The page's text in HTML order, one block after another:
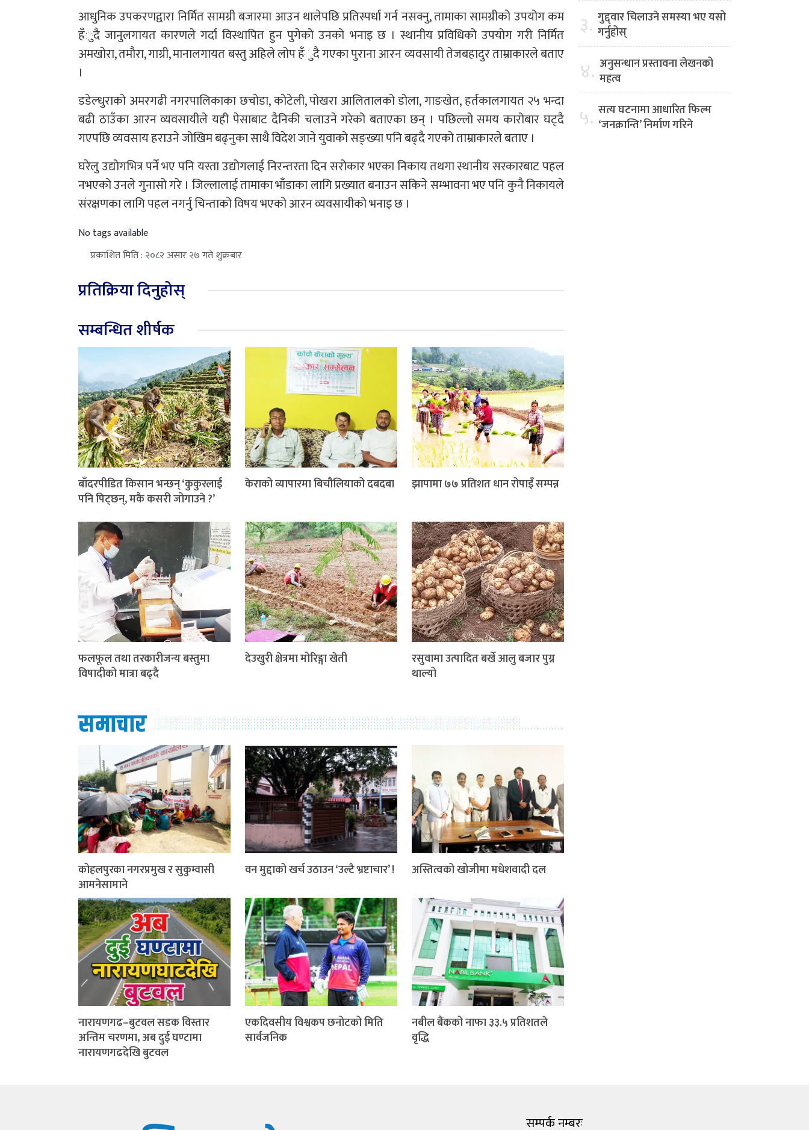
आधुनिक उपकरणद्वारा निर्मित सामग्री बजारमा आउन थालेपछि प्रतिस्पर्धा गर्न नसक्नु, तामाका सामग्रीको उपयोग कम
हँुदै जानुलगायत कारणले गर्दा विस्थापित हुन पुगेको उनको भनाइ छ । स्थानीय प्रविधिको उपयोग गरी निर्मित
अमखोरा, तमौरा, गाग्री, मानालगायत बस्तु अहिले लोप हँुदै गएका पुराना आरन व्यवसायी तेजबहादुर ताम्राकारले बताए
।
डडेल्धुराको अमरगढी नगरपालिकाका छचोडा, कोटेली, पोखरा आलितालको डोला, गाङखेत, हर्तकालगायत २५ भन्दा
बढी ठाउँका आरन व्यवसायीले यही पेसाबाट दैनिकी चलाउने गरेको बताएका छन् । पछिल्लो समय कारोबार घट्दै
गएपछि व्यवसाय हराउने जोखिम बढ्नुका साथै विदेश जाने युवाको सङ्ख्या पनि बढ्दै गएको ताम्राकारले बताए ।
घरेलु उद्योगभित्र पर्ने भए पनि यस्ता उद्योगलाई निरन्तरता दिन सरोकार भएका निकाय तथगा स्थानीय सरकारबाट पहल
नभएको उनले गुनासो गरे । जिल्लालाई तामाका भाँडाका लागि प्रख्यात बनाउन सकिने सम्भावना भए पनि कुनै निकायले
संरक्षणका लागि पहल नगर्नु चिन्ताको विषय भएको आरन व्यवसायीको भनाइ छ ।
No tags available
प्रकाशित मिति : २०८२ असार २७ गते शुक्रबार
प्रतिक्रिया दिनुहोस्
सम्बन्धित शीर्षक
बाँदरपीडित किसान भन्छन् ‘कुकुरलाई
पनि पिट्छन्, मकै कसरी जोगाउने ?’
केराको व्यापारमा बिचौलियाको दबदबा झापामा ७७ प्रतिशत धान रोपाइँ सम्पन्न
फलफूल तथा तरकारीजन्य बस्तुमा
विषादीको मात्रा बढ्दै
देउखुरी क्षेत्रमा मोरिङ्गा खेती
रसुवामा उत्पादित बर्खे आलु बजार पुग्न
थाल्यो
समाचार
कोहलपुरका नगरप्रमुख र सुकुम्वासी
आमनेसामाने
वन मुद्दाको खर्च उठाउन ‘उल्टै भ्रष्टाचार’ ! अस्तित्वको खोजीमा मधेशवादी दल
नारायणगढ–बुटवल सडक विस्तार
अन्तिम चरणमा, अब दुई घण्टामा
नारायणगढदेखि बुटवल
एकदिवसीय विश्वकप छनोटको मिति
सार्वजनिक
नबील बैंकको नाफा ३३.५ प्रतिशतले
वृद्धि
३. गुद्द्वार चिलाउने समस्या भए यसो
गर्नुहोस्
४. अनुसन्धान प्रस्तावना लेखनको
महत्व
५. सत्य घटनामा आधारित फिल्म
‘जनक्रान्ति’ निर्माण गरिने
सम्पर्क नम्बरः